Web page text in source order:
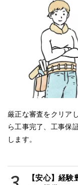
厳正な審査をクリア
ら工事完了、工事保
します。
【安心】経